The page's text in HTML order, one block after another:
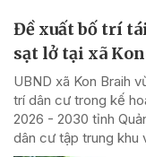
Đề xuất bố trí
sạt lở tại xã
UBND xã Kon Braih
trí dân cư trong kế
2026 - 2030 tỉnh
dân cư tập trung khu